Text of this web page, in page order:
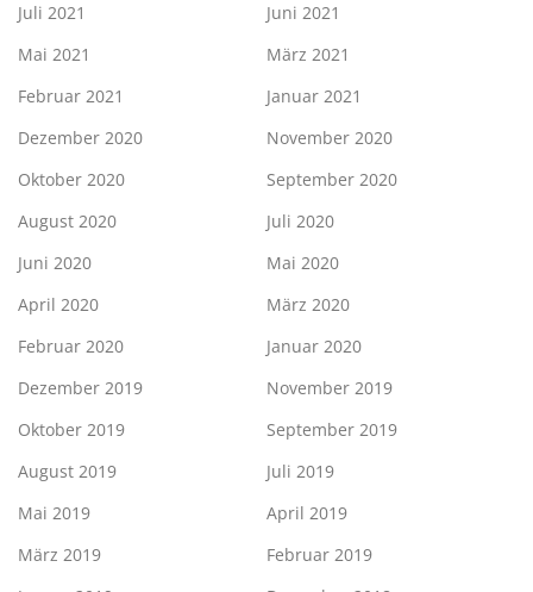
Juli 2021
Juni 2021
Mai 2021
März 2021
Februar 2021
Januar 2021
Dezember 2020
November 2020
Oktober 2020
September 2020
August 2020
Juli 2020
Juni 2020
Mai 2020
April 2020
März 2020
Februar 2020
Januar 2020
Dezember 2019
November 2019
Oktober 2019
September 2019
August 2019
Juli 2019
Mai 2019
April 2019
März 2019
Februar 2019